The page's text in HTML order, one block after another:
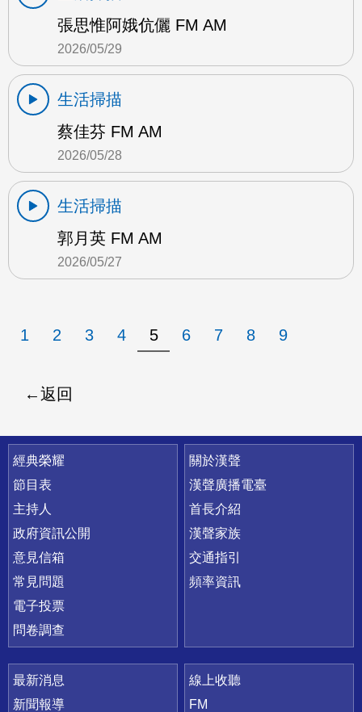
張思惟阿娥伉儷 FM AM
2026/05/29
生活掃描
蔡佳芬 FM AM
2026/05/28
生活掃描
郭月英 FM AM
2026/05/27
1 2 3 4 5 6 7 8 9
返回
快速連結
經典榮耀
節目表
主持人
政府資訊公開
意見信箱
常見問題
電子投票
問卷調查
關於漢聲
漢聲廣播電臺
首長介紹
漢聲家族
交通指引
頻率資訊
最新消息
新聞報導
線上收聽
FM